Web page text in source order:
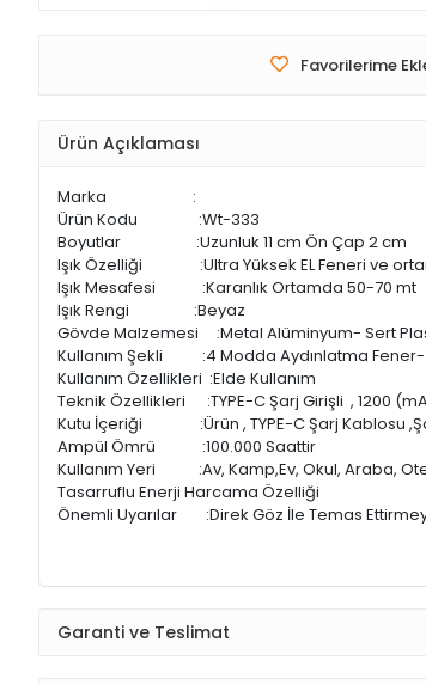
Favorilerime
Ürün Açıklaması
Marka :
Ürün Kodu :Wt-333
Boyutlar :Uzunluk 11 cm Ön Çap 2 cm
Işık Özelliği :Ultra Yüksek EL Feneri ve
Işık Mesafesi :Karanlık Ortamda 50-70 mt
Işık Rengi :Beyaz
Gövde Malzemesi :Metal Alüminyum- Sert
Kullanım Şekli :4 Modda Aydınlatma Fener-
Kullanım Özellikleri :Elde Kullanım
Teknik Özellikleri :TYPE-C Şarj Girişli , 1200
Kutu İçeriği :Ürün , TYPE-C Şarj Kablosu
Ampül Ömrü :100.000 Saattir
Kullanım Yeri :Av, Kamp,Ev, Okul, Araba,
Tasarruflu Enerji Harcama Özelliği
Önemli Uyarılar :Direk Göz İle Temas
Garanti ve Teslimat